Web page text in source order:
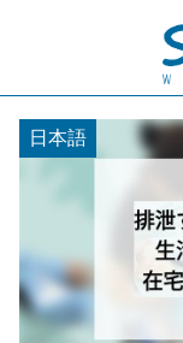
“2023年9月
日本語